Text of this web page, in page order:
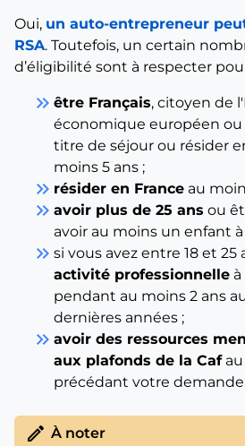
Oui, un auto-entrepreneur
RSA. Toutefois, un certain
d’éligibilité sont à respecter
keyboard_double_arrow_right être Français, citoyen de
économique européen ou
titre de séjour ou résider
moins 5 ans ;
keyboard_double_arrow_right résider en France au
keyboard_double_arrow_right avoir plus de 25 ans ou
avoir au moins un enfant
keyboard_double_arrow_right si vous avez entre 18 et 25
activité professionnelle
pendant au moins 2 ans
dernières années ;
keyboard_double_arrow_right avoir des ressources
aux plafonds de la Cafau
précédant votre
edit À noter